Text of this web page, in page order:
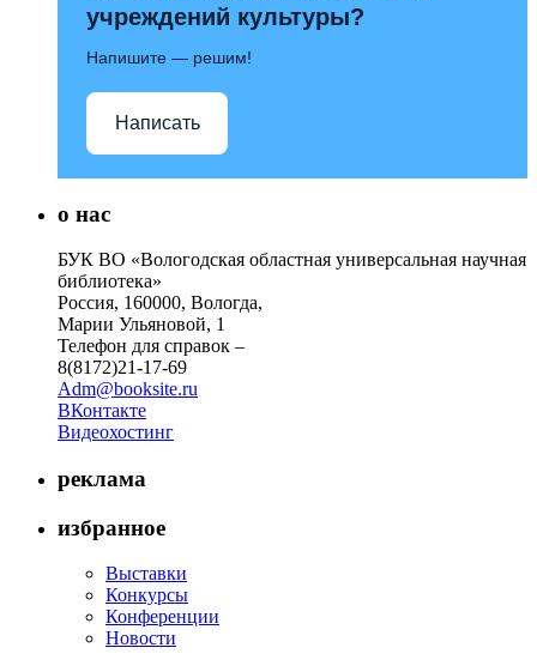
учреждений культуры?
Напишите — решим!
Написать
о нас
БУК ВО «Вологодская областная универсальная научная
библиотека»
Россия, 160000, Вологда,
Марии Ульяновой, 1
Телефон для справок –
8(8172)21-17-69
Adm@booksite.ru
ВКонтакте
Видеохостинг
реклама
избранное
Выставки
Конкурсы
Конференции
Новости